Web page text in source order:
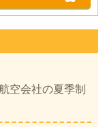
空会社の夏季制